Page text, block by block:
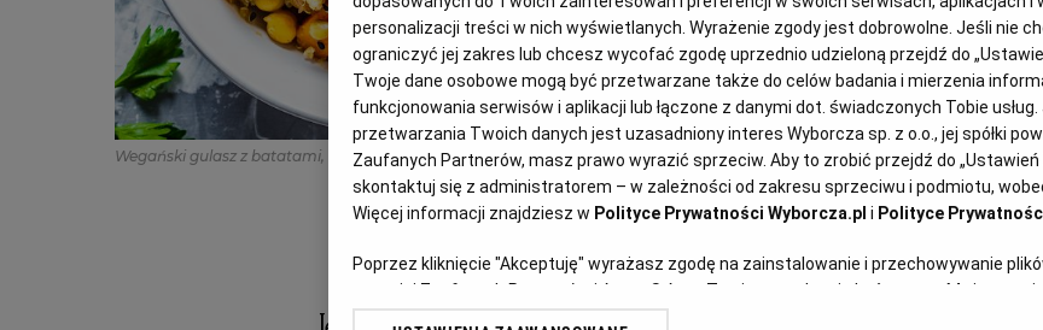
Magazyn Kuchnia
Wegański gulasz z batatami, cieciorką i jarmużem(shutterstock)
personalizacji treści w nich wyświetlanych. Wyrażenie zgody jest dobrowolne. Jeśli nie
ograniczyć jej zakres lub chcesz wycofać zgodę uprzednio udzieloną przejdź do
Twoje dane osobowe mogą być przetwarzane także do celów badania i mierzenia
funkcjonowania serwisów i aplikacji lub łączone z danymi dot. świadczonych Tobie
przetwarzania Twoich danych jest uzasadniony interes Wyborcza sp. z o.o., jej spółki
Zaufanych Partnerów, masz prawo wyrazić sprzeciw. Aby to zrobić przejdź do „Ustawień
skontaktuj się z administratorem – w zależności od zakresu sprzeciwu i podmiotu,
Więcej informacji znajdziesz w Polityce Prywatności Wyborcza.pl i Polityce
Poprzez kliknięcie "Akceptuję" wyrażasz zgodę na zainstalowanie i przechowywanie
z o. o. jej Zaufanych Partnerów i Agora S.A. na Twoim urządzeniu końcowym. Możesz
swoje preferencje dot. plików cookie, ponownie wywołując narzędzie do zarządzania